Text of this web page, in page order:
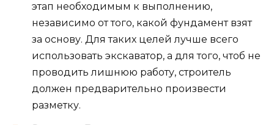
этап необходимым к выполнению,
независимо от того, какой фундамент взят
за основу. Для таких целей лучше всего
использовать экскаватор, а для того, чтоб не
проводить лишнюю работу, строитель
должен предварительно произвести
разметку.